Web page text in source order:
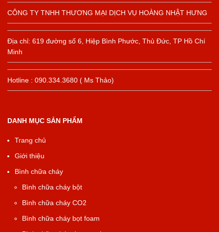
CÔNG TY TNHH THƯƠNG MẠI DỊCH VỤ HOÀNG NHẬT HƯNG
Địa chỉ: 619 đường số 6, Hiệp Bình Phước, Thủ Đức, TP Hồ Chí
Minh
Hotline : 090.334.3680 ( Ms Thảo)
DANH MỤC SẢN PHẨM
Trang chủ
Giới thiệu
Bình chữa cháy
Bình chữa cháy bột
Bình chữa cháy CO2
Bình chữa cháy bọt foam